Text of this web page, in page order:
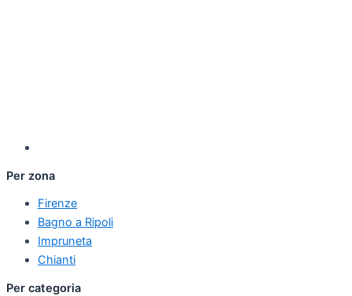
Per zona
Firenze
Bagno a Ripoli
Impruneta
Chianti
Per categoria